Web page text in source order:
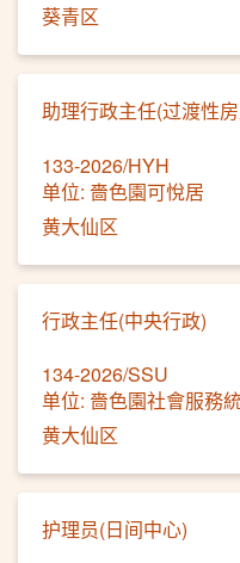
葵青区
助理行政主任(过渡性
133-2026/HYH
单位: 嗇色園可悅居
黄大仙区
行政主任(中央行政)
134-2026/SSU
单位: 嗇色園社會服務
黄大仙区
护理员(日间中心)